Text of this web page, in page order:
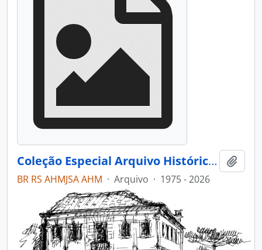
Coleção Especial Arquivo Histórico Municipal João Spadari Adami
BR RS AHMJSA AHM · Arquivo · 1975 - 2026